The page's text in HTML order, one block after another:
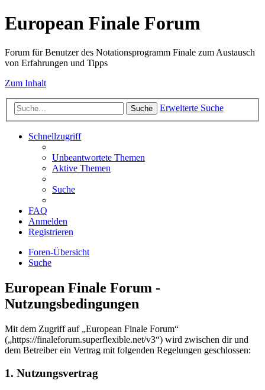
European Finale Forum
Forum für Benutzer des Notationsprogramm Finale zum Austausch
von Erfahrungen und Tipps
Zum Inhalt
Suche Erweiterte Suche
Schnellzugriff
Unbeantwortete Themen
Aktive Themen
Suche
FAQ
Anmelden
Registrieren
Foren-Übersicht
Suche
European Finale Forum -
Nutzungsbedingungen
Mit dem Zugriff auf „European Finale Forum“
(„https://finaleforum.superflexible.net/v3“) wird zwischen dir und
dem Betreiber ein Vertrag mit folgenden Regelungen geschlossen:
1. Nutzungsvertrag